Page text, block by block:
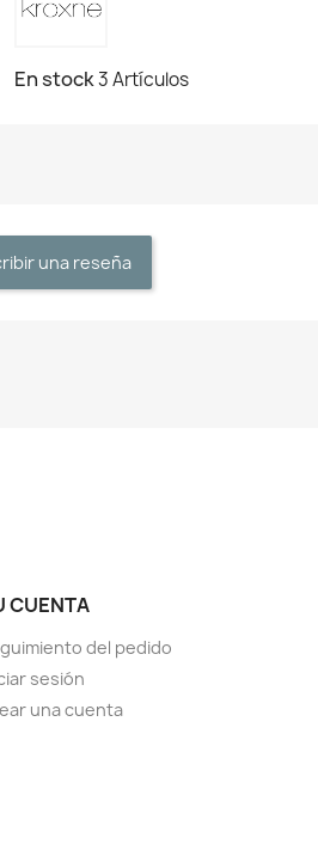
En stock3 Artículos
una reseña
CUENTA
del pedido
sesión
una cuenta